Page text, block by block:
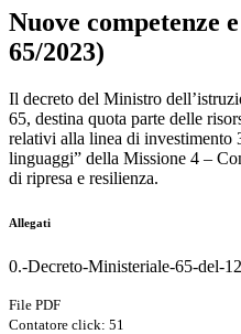
Nuove competenze
65/2023)
Il decreto del Ministro
65, destina quota parte delle
relativi alla linea di investimento
linguaggi” della Missione 4 –
di ripresa e resilienza.
Allegati
0.-Decreto-Ministeriale-65-del-
File PDF
Contatore click: 51